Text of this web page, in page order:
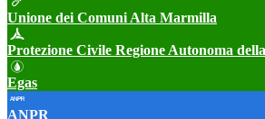
Unione dei Comuni Alta Marmilla
Protezione Civile Regione Autonoma
Egas
ANPR